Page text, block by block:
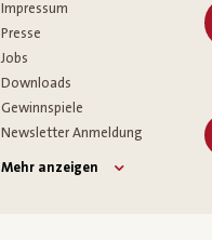
Impressum
Presse
Jobs
Downloads
Gewinnspiele
Newsletter Anmeldung
Mehr anzeigen